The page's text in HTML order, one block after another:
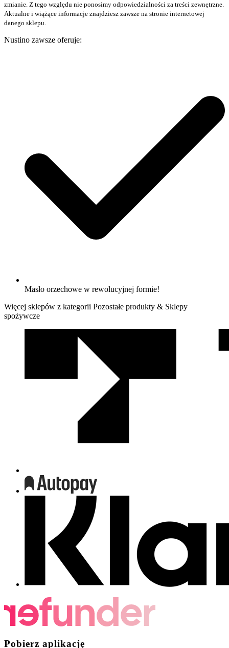
zmianie. Z tego względu nie ponosimy odpowiedzialności za treści zewnętrzne.
Aktualne i wiążące informacje znajdziesz zawsze na stronie internetowej
danego sklepu.
Nustino zawsze oferuje:
Masło orzechowe w rewolucyjnej formie!
Więcej sklepów z kategorii Pozostałe produkty & Sklepy
spożywcze
Pobierz aplikację